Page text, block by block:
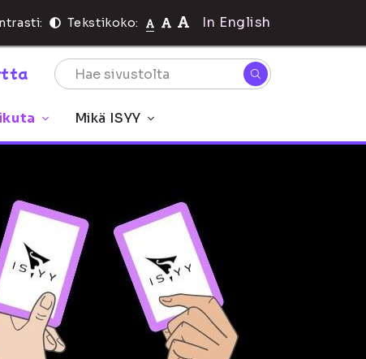
Tekstikoko: In English
Mikä ISYY